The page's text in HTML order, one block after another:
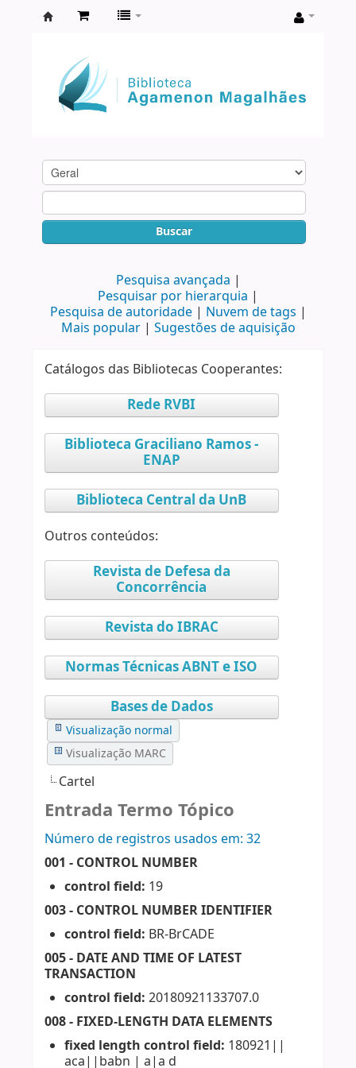
Agamenon
Magalhães
Buscar
Pesquisa avançada
Pesquisar por hierarquia
Pesquisa de autoridade
Nuvem de tags
Mais popular
Sugestões de aquisição
Catálogos das Bibliotecas Cooperantes:
Rede RVBI
Biblioteca Graciliano Ramos -
ENAP
Biblioteca Central da UnB
Outros conteúdos:
Revista de Defesa da
Concorrência
Revista do IBRAC
Normas Técnicas ABNT e ISO
Bases de Dados
Visualização normal
Visualização MARC
Cartel
Entrada Termo Tópico
Número de registros usados ​​em: 32
001 - CONTROL NUMBER
control field: 19
003 - CONTROL NUMBER IDENTIFIER
control field: BR-BrCADE
005 - DATE AND TIME OF LATEST
TRANSACTION
control field: 20180921133707.0
008 - FIXED-LENGTH DATA ELEMENTS
fixed length control field: 180921||
aca||babn | a|a d